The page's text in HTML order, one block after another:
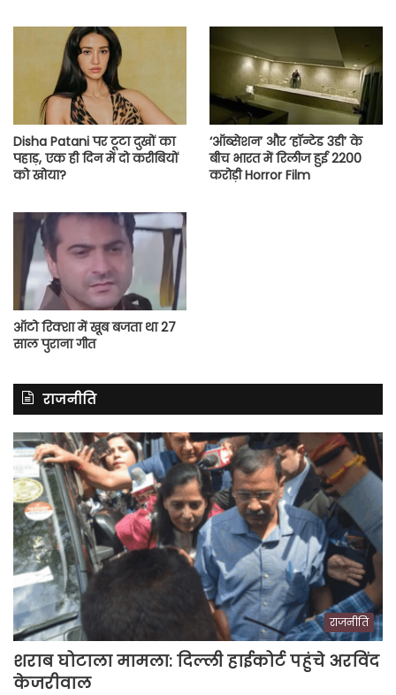
Disha Patani पर टूटा दुखों का
पहाड़, एक ही दिन में दो करीबियों
को खोया?
‘ऑब्सेशन’ और ‘हॉन्टेड 3डी’ के
बीच भारत में रिलीज हुई 2200
करोड़ी Horror Film
ऑटो रिक्शा में खूब बजता था 27
साल पुराना गीत
राजनीति
राजनीति
शराब घोटाला मामला: दिल्ली हाईकोर्ट पहुंचे अरविंद
केजरीवाल